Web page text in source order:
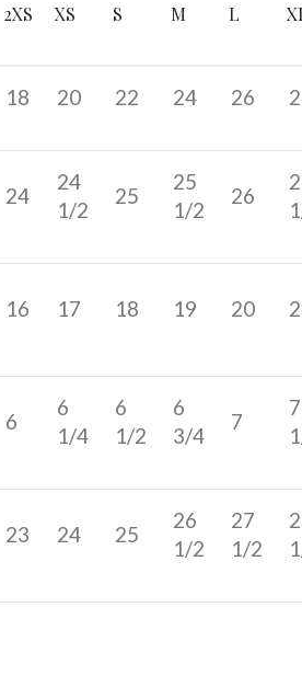
2XS XS S M L
18 20 22 24 26
24
24
1/2
25
25
1/2
26
16 17 18 19 20
6
6
1/4
6
1/2
6
3/4
7
7
23 24 25
26
1/2
27
1/2